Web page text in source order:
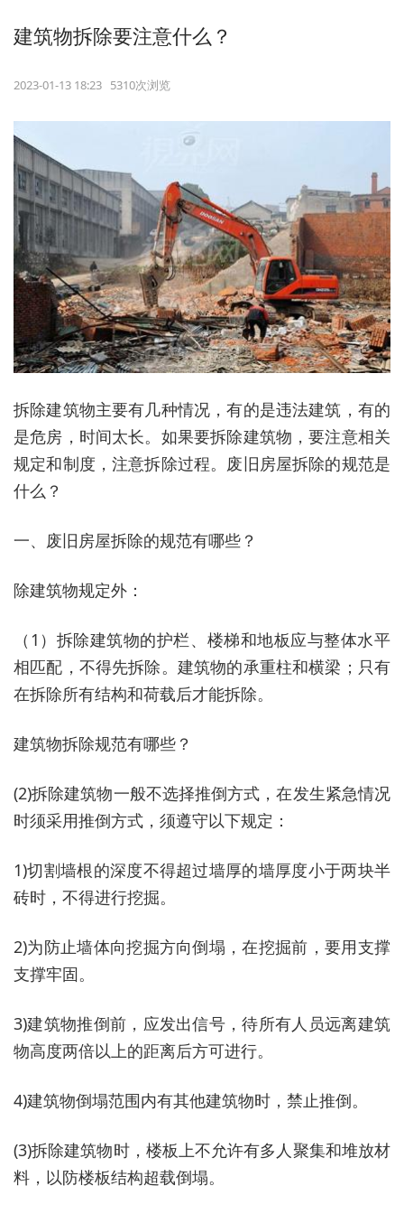
建筑物拆除要注意什么？
2023-01-13 18:23 5310次浏览
拆除建筑物主要有几种情况，有的是违法建筑，有的
是危房，时间太长。如果要拆除建筑物，要注意相关
规定和制度，注意拆除过程。废旧房屋拆除的规范是
什么？
一、废旧房屋拆除的规范有哪些？
除建筑物规定外：
（1）拆除建筑物的护栏、楼梯和地板应与整体水平
相匹配，不得先拆除。建筑物的承重柱和横梁；只有
在拆除所有结构和荷载后才能拆除。
建筑物拆除规范有哪些？
(2)拆除建筑物一般不选择推倒方式，在发生紧急情况
时须采用推倒方式，须遵守以下规定：
1)切割墙根的深度不得超过墙厚的墙厚度小于两块半
砖时，不得进行挖掘。
2)为防止墙体向挖掘方向倒塌，在挖掘前，要用支撑
支撑牢固。
3)建筑物推倒前，应发出信号，待所有人员远离建筑
物高度两倍以上的距离后方可进行。
4)建筑物倒塌范围内有其他建筑物时，禁止推倒。
(3)拆除建筑物时，楼板上不允许有多人聚集和堆放材
料，以防楼板结构超载倒塌。